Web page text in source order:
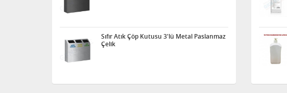
Sıfır Atık Çöp Kutusu 3'lü Metal Paslanmaz
Çelik